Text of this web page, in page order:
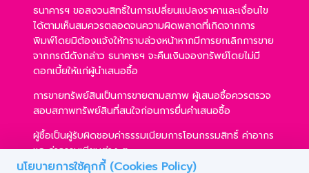
นโยบายการใช้คุกกี้ (Cookies Policy)
ธนาคารฯ ขอสงวนสิทธิ์ในการเปลี่ยนแปลงราคาและเงื่อนไข
ได้ตามเห็นสมควรตลอดจนความผิดพลาดที่เกิดจากการ
พิมพ์โดยมิต้องแจ้งให้ทราบล่วงหน้าหากมีการยกเลิกการขาย
จากกรณีดังกล่าว ธนาคารฯ จะคืนเงินจองทรัพย์โดยไม่มี
ดอกเบี้ยให้แก่ผู้นำเสนอซื้อ
การขายทรัพย์สินเป็นการขายตามสภาพ ผู้เสนอซื้อควรตรวจ
สอบสภาพทรัพย์สินที่สนใจก่อนการยื่นคำเสนอซื้อ
ผู้ซื้อเป็นผู้รับผิดชอบค่าธรรมเนียมการโอนกรรมสิทธิ์ ค่าอากร
และค่าธรรมเนียมต่าง ๆ